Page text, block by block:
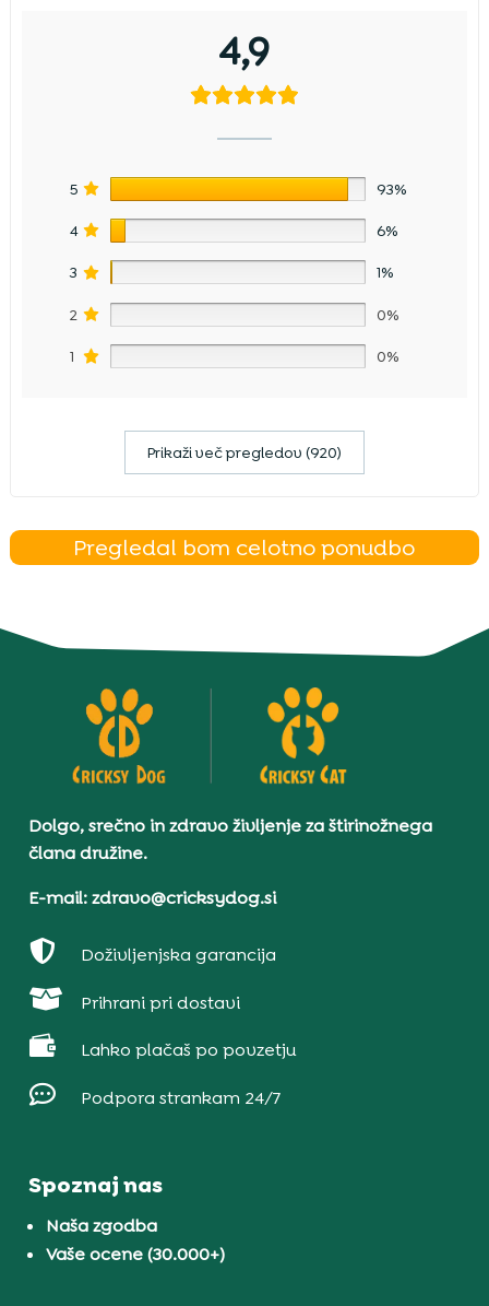
4,9
5 93%
4 6%
3 1%
2 0%
1 0%
Prikaži več pregledov (920)
Pregledal bom celotno ponudbo
Dolgo, srečno in zdravo življenje za štirinožnega
člana družine.
E-mail: zdravo@cricksydog.si
 Doživljenjska garancija
 Prihrani pri dostavi
 Lahko plačaš po povzetju
 Podpora strankam 24/7
Spoznaj nas
Naša zgodba
Vaše ocene (30.000+)